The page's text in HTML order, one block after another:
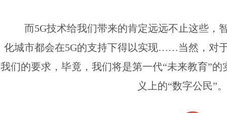
而5G技术给我们带来的肯定远远不止这些，
化城市都会在5G的支持下得以实现……当然，对
我们的要求，毕竟，我们将是第一代“未来教育”
义上的“数字公民”